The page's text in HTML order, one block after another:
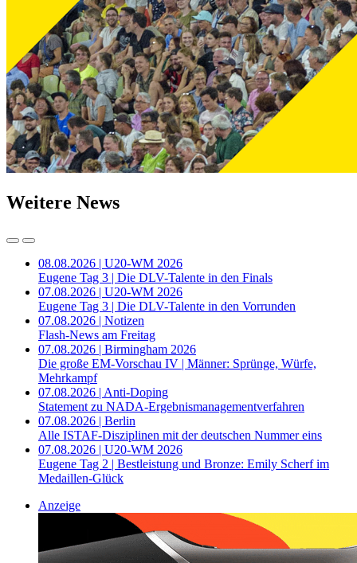
Weitere News
08.08.2026 | U20-WM 2026
Eugene Tag 3 | Die DLV-Talente in den Finals
07.08.2026 | U20-WM 2026
Eugene Tag 3 | Die DLV-Talente in den Vorrunden
07.08.2026 | Notizen
Flash-News am Freitag
07.08.2026 | Birmingham 2026
Die große EM-Vorschau IV | Männer: Sprünge, Würfe,
Mehrkampf
07.08.2026 | Anti-Doping
Statement zu NADA-Ergebnismanagementverfahren
07.08.2026 | Berlin
Alle ISTAF-Disziplinen mit der deutschen Nummer eins
07.08.2026 | U20-WM 2026
Eugene Tag 2 | Bestleistung und Bronze: Emily Scherf im
Medaillen-Glück
Anzeige